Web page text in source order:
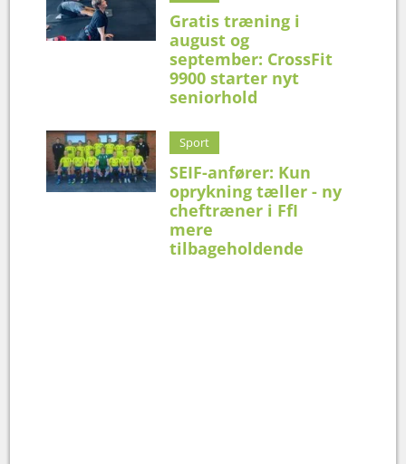
Gratis træning i
august og
september: CrossFit
9900 starter nyt
seniorhold
Sport
SEIF-anfører: Kun
oprykning tæller - ny
cheftræner i FfI
mere
tilbageholdende